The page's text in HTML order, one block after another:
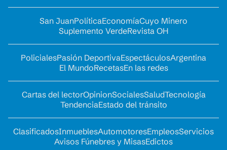
San JuanPolíticaEconomíaCuyo Minero
Suplemento VerdeRevista OH
PolicialesPasión DeportivaEspectáculosArgentina
El MundoRecetasEn las redes
Cartas del lectorOpinionSocialesSaludTecnología
TendenciaEstado del tránsito
ClasificadosInmueblesAutomotoresEmpleosServicios
Avisos Fúnebres y MisasEdictos